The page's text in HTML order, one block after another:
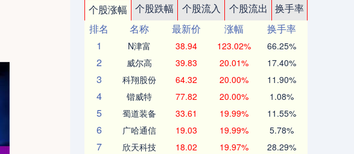
个股涨幅 个股跌幅 个股流入 个股流出
换手率
排名
名称 最新价 涨幅
换手率
1
N津富 38.94 123.02% 66.25%
2 威尔高 39.83 20.01% 17.40%
3 科翔股份 64.32 20.00% 11.90%
4 锴威特 77.82 20.00% 1.08%
5 蜀道装备 33.61 19.99% 11.55%
6 广哈通信 19.03 19.99% 5.78%
7 欣天科技 18.02 19.97% 28.29%